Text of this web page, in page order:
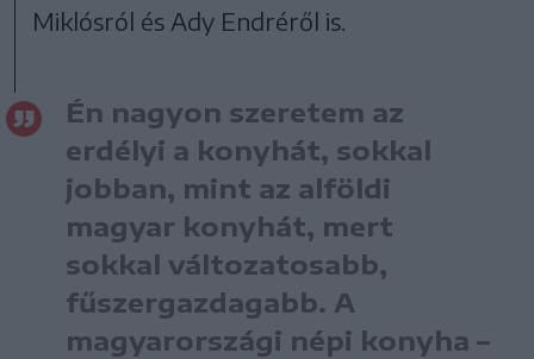
Miklósról és Ady Endréről is.
Én nagyon szeretem az
erdélyi a konyhát, sokkal
jobban, mint az alföldi
magyar konyhát, mert
sokkal változatosabb,
fűszergazdagabb. A
magyarországi népi konyha –